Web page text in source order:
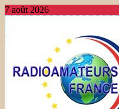
7 août 2026